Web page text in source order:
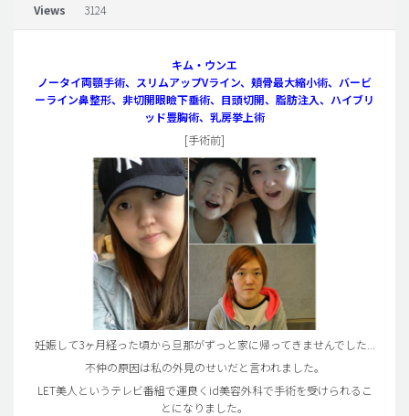
Views 3124
キム・ウンエ
ノータイ両顎手術、スリムアップVライン、頬骨最大縮小術、バービ
ーライン鼻整形、非切開眼瞼下垂術、目頭切開、脂肪注入、ハイブリ
ッド豊胸術、乳房挙上術
[手術前]
妊娠して3ヶ月経った頃から旦那がずっと家に帰ってきませんでした...
不仲の原因は私の外見のせいだと言われました。
LET美人というテレビ番組で運良くid美容外科で手術を受けられるこ
とになりました。